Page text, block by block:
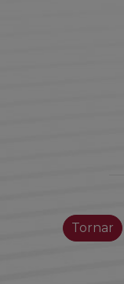
Tornar